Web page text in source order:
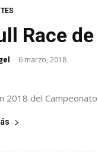
Race
- 6 marzo, 2018
del